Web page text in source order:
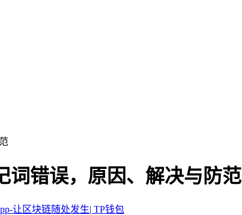
词错误，原因、解决与防范
让区块链随处发生| TP钱包